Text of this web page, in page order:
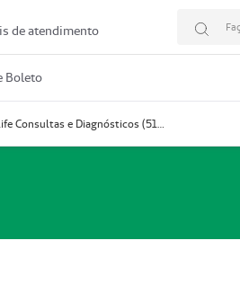
de atendimento
Boleto
Prestador Medlife Consultas e Diagnósticos (51004334-2)